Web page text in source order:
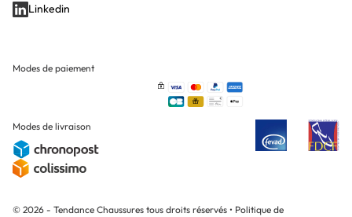
Linkedin
Modes de paiement
Modes de livraison
© 2026 - Tendance Chaussures tous droits réservés • Politique de